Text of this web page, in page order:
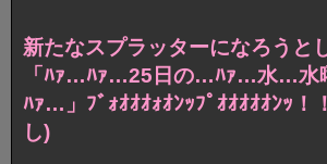
新たなスプラッターになろうと
「ﾊｧ…ﾊｧ…25日の…ﾊｧ…水…水
ﾊｧ…」ﾌﾞｫｵｵｵｫｵﾝｯﾌﾟｵｵｵｵｵﾝｯ
し)